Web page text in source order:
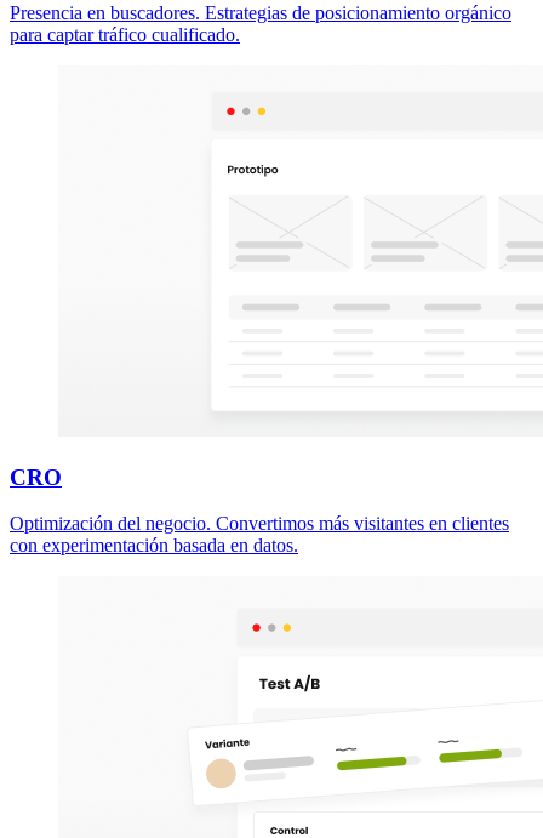
Presencia en buscadores. Estrategias de posicionamiento orgánico
para captar tráfico cualificado.
CRO
Optimización del negocio. Convertimos más visitantes en clientes
con experimentación basada en datos.